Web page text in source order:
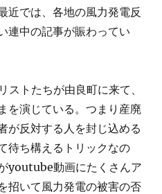
近では、各地の風力発電反
連中の記事が賑わってい
ストたちが由良町に来て、
を演じている。つまり産廃
が反対する人を封じ込める
待ち構えるトリックなの
youtube動画にたくさんア
招いて風力発電の被害の否